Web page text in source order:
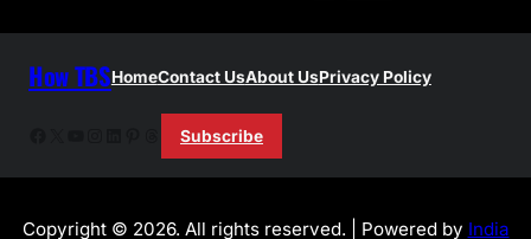
How TBSHomeContact UsAbout UsPrivacy Policy
Pinterest
Threads
Subscribe
Copyright © 2026. All rights reserved. | Powered by India